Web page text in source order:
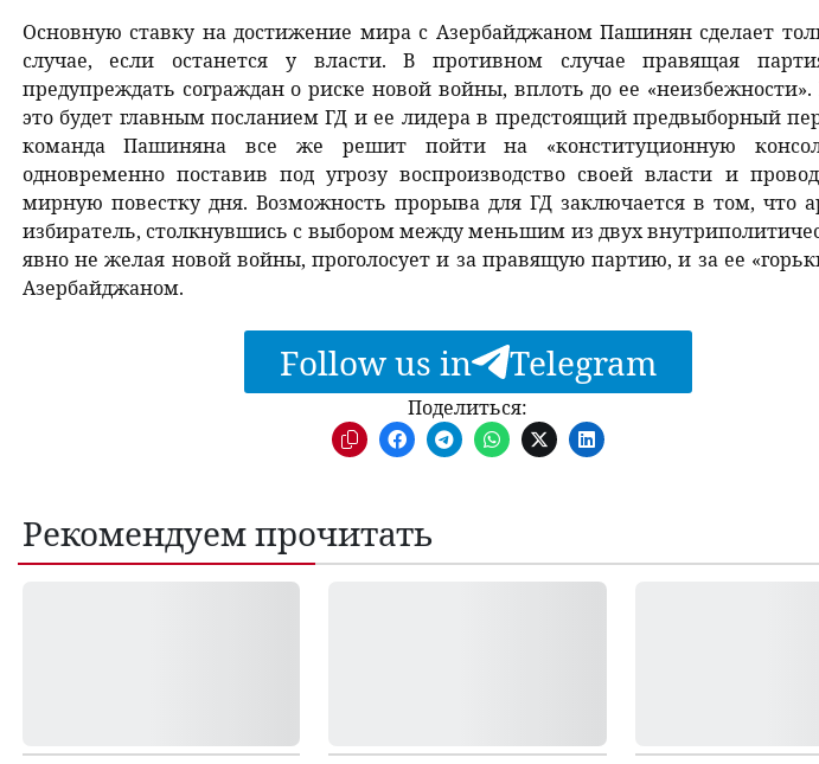
Основную ставку на достижение мира с Азербайджаном Пашинян сделает
случае, если останется у власти. В противном случае правящая
предупреждать сограждан о риске новой войны, вплоть до ее «неизбежности».
это будет главным посланием ГД и ее лидера в предстоящий предвыборный
команда Пашиняна все же решит пойти на «конституционную
одновременно поставив под угрозу воспроизводство своей власти и
мирную повестку дня. Возможность прорыва для ГД заключается в том, что
избиратель, столкнувшись с выбором между меньшим из двух
явно не желая новой войны, проголосует и за правящую партию, и за ее
Азербайджаном.
Follow us in Telegram
Поделиться:
Рекомендуем прочитать